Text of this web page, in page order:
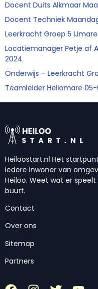
Docent Duits Alkmaar
Docent Techniek
Leerkracht Groep 5
Locatiemanager Petje af
2024
Onderwijs – Leerkracht
Teamleider Heliomare
Heiloostart.nl Het
iedere inwoner van
Heiloo. Weet wat er speelt
buurt.
Contact
Over ons
Sitemap
Partners